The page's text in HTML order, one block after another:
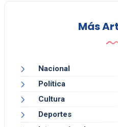
Más
Nacional
Política
Cultura
Deportes